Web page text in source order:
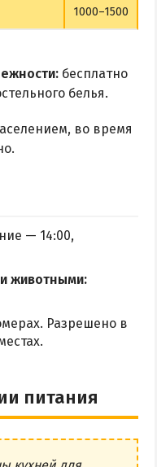
1000–1500
бесплатно
белья.
во время
— 14:00,
животными:
Разрешено в
питания